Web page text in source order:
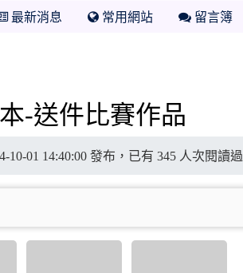
最新消息 常用網站 留言簿
-送件比賽作品
10-01 14:40:00 發布，已有 345 人次閱讀過